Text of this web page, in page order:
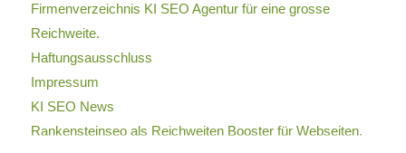
Firmenverzeichnis KI SEO Agentur für eine grosse
Reichweite.
Haftungsausschluss
Impressum
KI SEO News
Rankensteinseo als Reichweiten Booster für Webseiten.